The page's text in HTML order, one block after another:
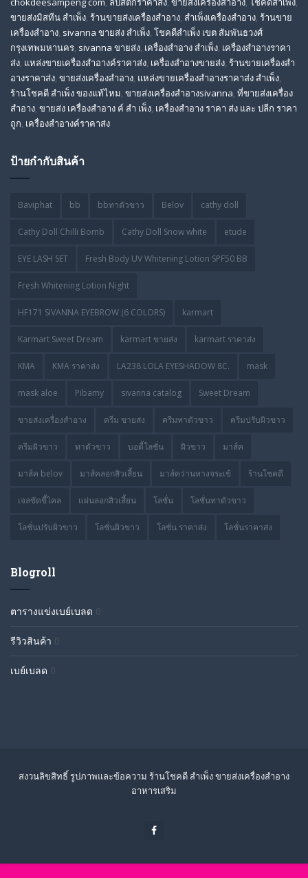
ขายส่งมิสทีน สําเพ็ง, ร้านขายส่งเครื่องสำอาง, สําเพ็งเครื่องสําอาง, ร้านขาย
เครื่องสำอาง, sivanna ขายส่ง สําเพ็ง, โชคดีสำเพ็ง เขต สัมพันธวงศ์
กรุงเทพมหานคร, sivanna ขายส่ง, เครื่องสําอาง สําเพ็ง, เครื่องสําอางราคา
ส่ง, แหล่งขายเครื่องสําอางค์ราคาส่ง, เครื่องสําอางขายส่ง, ร้านขายเครื่องสํา
อางราคาส่ง, ขายส่งเครื่องสําอาง, แหล่งขายเครื่องสําอางราคาส่ง สําเพ็ง,
ร้านโชคดี สําเพ็ง ของแท้ไหม, ขายส่งเครื่องสําอางsivanna, ที่ขายส่งเครื่อง
สําอาง, ขายส่ง เครื่องสำอาง ค์ สำ เพ็ง, เครื่องสำอาง ราคา ส่ง และ ปลีก ราคา
ถูก, เครื่องสำอางค์ราคาส่ง
ป้ายกำกับสินค้า
Baviphat bb bbทาตัวขาว Belov cathy doll
Cathy Doll Chilli Bomb Cathy Doll Snow white etude
EYE LASH SET Fresh Body UV Whitening Lotion SPF50 BB
Fresh Whitening Lotion Night
HF171 SIVANNA EYEBROW (6 COLORS) karmart
Karmart Sweet Dream karmart ขายส่ง karmart ราคาส่ง
KMA KMA ราคาส่ง LA238 LOLA EYESHADOW 8C. mask
mask aloe Pibamy sivanna catalog Sweet Dream
ขายส่งเครื่องสำอาง ครีม ขายส่ง ครีมทาตัวขาว ครีมปรับผิวขาว
ครีมผิวขาว ทาตัวขาว บอดี้โลชั่น ผิวขาว มาส์ค
มาส์ค belov มาส์คลอกสิวเสี้ยน มาส์คว่านหางจระเข้ ร้านโชคดี
เจลขัดขี้ไคล แผ่นลอกสิวเสี้ยน โลชั่น โลชั่นทาตัวขาว
โลชั่นปรับผิวขาว โลชั่นผิวขาว โลชั่น ราคาส่ง โลชั่นราคาส่ง
Blogroll
ตารางแข่งเบย์เบลด 0
รีวิวสินค้า 0
เบย์เบลด 0
สงวนลิขสิทธิ์ รูปภาพและข้อความ ร้านโชคดี สำเพ็ง ขายส่งเครื่องสำอาง
อาหารเสริม